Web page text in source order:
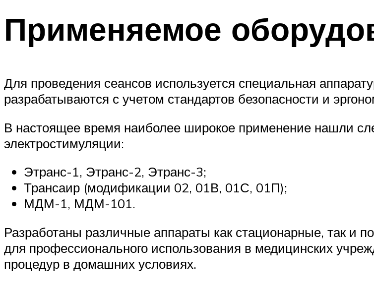
Применяемое
Для проведения сеансов используется специальная
разрабатываются с учетом стандартов безопасности и
В настоящее время наиболее широкое применение нашли
электростимуляции:
Этранс-1, Этранс-2, Этранс-3;
Трансаир (модификации 02, 01В, 01С, 01П);
МДМ-1, МДМ-101.
Разработаны различные аппараты как стационарные, так и
для профессионального использования в медицинских
процедур в домашних условиях.